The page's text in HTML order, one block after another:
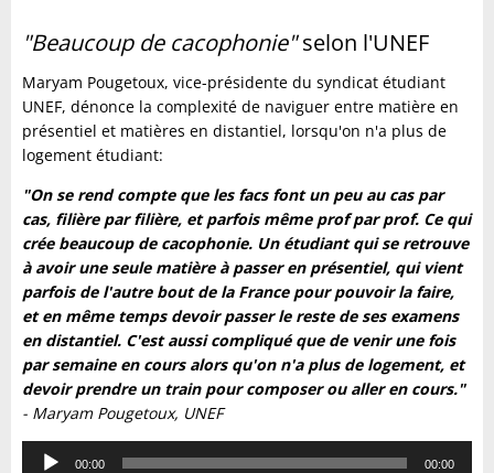
"Beaucoup de cacophonie"selon l'UNEF
Maryam Pougetoux, vice-présidente du syndicat étudiant
UNEF, dénonce la complexité de naviguer entre matière en
présentiel et matières en distantiel, lorsqu'on n'a plus de
logement étudiant:
"On se rend compte que les facs font un peu au cas par
cas, filière par filière, et parfois même prof par prof. Ce qui
crée beaucoup de cacophonie. Un étudiant qui se retrouve
à avoir une seule matière à passer en présentiel, qui vient
parfois de l'autre bout de la France pour pouvoir la faire,
et en même temps devoir passer le reste de ses examens
en distantiel. C'est aussi compliqué que de venir une fois
par semaine en cours alors qu'on n'a plus de logement, et
devoir prendre un train pour composer ou aller en cours."
- Maryam Pougetoux, UNEF
Lecteur
00:00 00:00